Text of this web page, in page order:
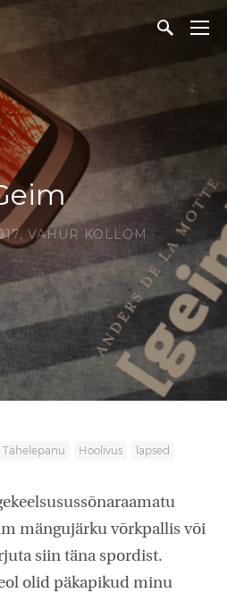
VAHUR KOLLOM
Tähelepanu Hoolivus lapsed
mängujärku võrkpallis või
siin täna spordist.
olid päkapikud minu